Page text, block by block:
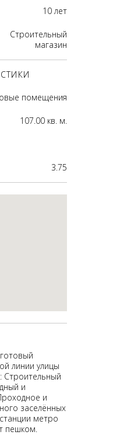
10 лет
Строительный
магазин
помещения
107.00 кв. м.
3.75
линии улицы
Строительный
и
и
заселённых
метро
пешком.